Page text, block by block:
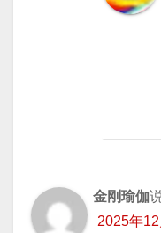
金刚瑜伽
2025年